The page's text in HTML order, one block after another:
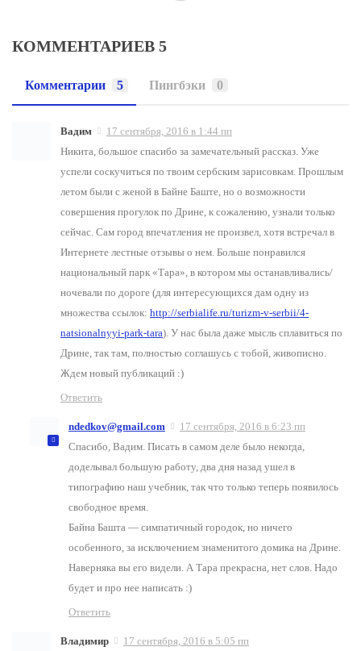
КОММЕНТАРИЕВ 5
Комментарии 5 Пингбэки 0
Вадим
17 сентября, 2016 в 1:44 пп
Никита, большое спасибо за замечательный рассказ. Уже
успели соскучиться по твоим сербским зарисовкам. Прошлым
летом были с женой в Байне Баште, но о возможности
совершения прогулок по Дрине, к сожалению, узнали только
сейчас. Сам город впечатления не произвел, хотя встречал в
Интернете лестные отзывы о нем. Больше понравился
национальный парк «Тара», в котором мы останавливались/
ночевали по дороге (для интересующихся дам одну из
множества ссылок: http://serbialife.ru/turizm-v-serbii/4-
natsionalnyyi-park-tara). У нас была даже мысль сплавиться по
Дрине, так там, полностью соглашусь с тобой, живописно.
Ждем новый публикаций :)
Ответить
ndedkov@gmail.com
17 сентября, 2016 в 6:23 пп
Спасибо, Вадим. Писать в самом деле было некогда,
доделывал большую работу, два дня назад ушел в
типографию наш учебник, так что только теперь появилось
свободное время.
Байна Башта — симпатичный городок, но ничего
особенного, за исключением знаменитого домика на Дрине.
Наверняка вы его видели. А Тара прекрасна, нет слов. Надо
будет и про нее написать :)
Ответить
Владимир
17 сентября, 2016 в 5:05 пп